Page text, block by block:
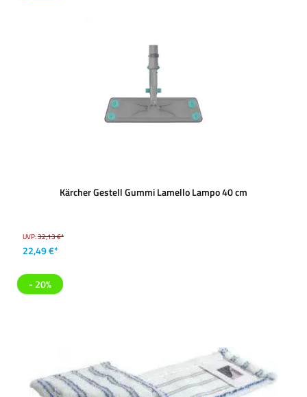
Kärcher Gestell Gummi Lamello Lampo 40 cm
UVP:32,13 €*
22,49 €*
- 20%